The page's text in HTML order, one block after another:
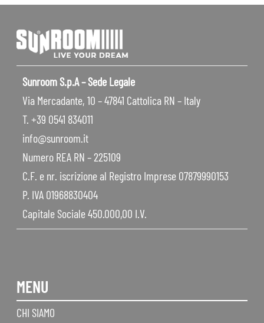
Sunroom S.p.A – Sede Legale
Via Mercadante, 10 – 47841 Cattolica RN – Italy
T. +39 0541 834011
info@sunroom.it
Numero REA RN – 225109
C.F. e nr. iscrizione al Registro Imprese 07879990153
P. IVA 01968830404
Capitale Sociale 450.000,00 I.V.
MENU
CHI SIAMO